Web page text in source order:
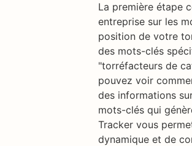
La première étape
entreprise sur les
position de votre
des mots-clés
"torréfacteurs de
pouvez voir
des informations
mots-clés qui
Tracker vous
dynamique et de